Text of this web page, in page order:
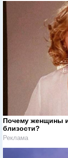
Почему женщины
близости?
Реклама